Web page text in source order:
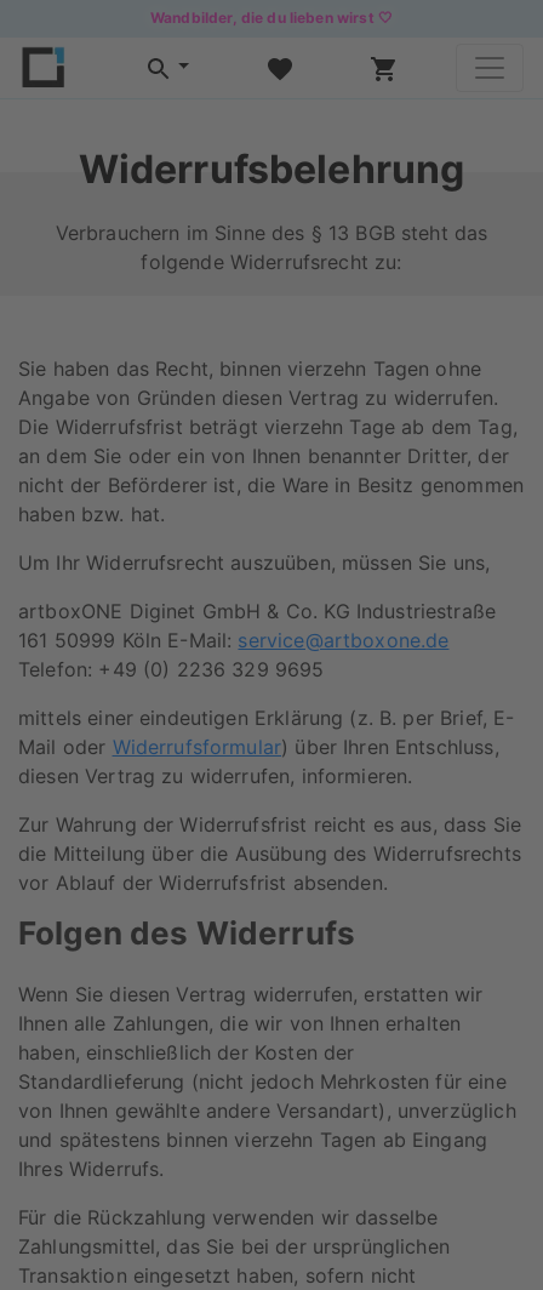
Wandbilder, die du lieben wirst 🤍
Widerrufsbelehrung
Verbrauchern im Sinne des § 13 BGB steht das
folgende Widerrufsrecht zu:
Sie haben das Recht, binnen vierzehn Tagen ohne
Angabe von Gründen diesen Vertrag zu widerrufen.
Die Widerrufsfrist beträgt vierzehn Tage ab dem Tag,
an dem Sie oder ein von Ihnen benannter Dritter, der
nicht der Beförderer ist, die Ware in Besitz genommen
haben bzw. hat.
Um Ihr Widerrufsrecht auszuüben, müssen Sie uns,
artboxONE Diginet GmbH & Co. KG Industriestraße
161 50999 Köln E-Mail: service@artboxone.de
Telefon: +49 (0) 2236 329 9695
mittels einer eindeutigen Erklärung (z. B. per Brief, E-
Mail oder Widerrufsformular) über Ihren Entschluss,
diesen Vertrag zu widerrufen, informieren.
Zur Wahrung der Widerrufsfrist reicht es aus, dass Sie
die Mitteilung über die Ausübung des Widerrufsrechts
vor Ablauf der Widerrufsfrist absenden.
Folgen des Widerrufs
Wenn Sie diesen Vertrag widerrufen, erstatten wir
Ihnen alle Zahlungen, die wir von Ihnen erhalten
haben, einschließlich der Kosten der
Standardlieferung (nicht jedoch Mehrkosten für eine
von Ihnen gewählte andere Versandart), unverzüglich
und spätestens binnen vierzehn Tagen ab Eingang
Ihres Widerrufs.
Für die Rückzahlung verwenden wir dasselbe
Zahlungsmittel, das Sie bei der ursprünglichen
Transaktion eingesetzt haben, sofern nicht